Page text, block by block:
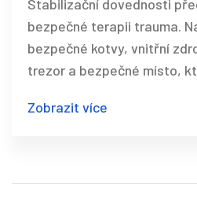
trauma
Stabilizační dovednosti
bezpečné terapii trauma.
bezpečné kotvy, vnitřní
trezor a bezpečné místo,
Zobrazit více